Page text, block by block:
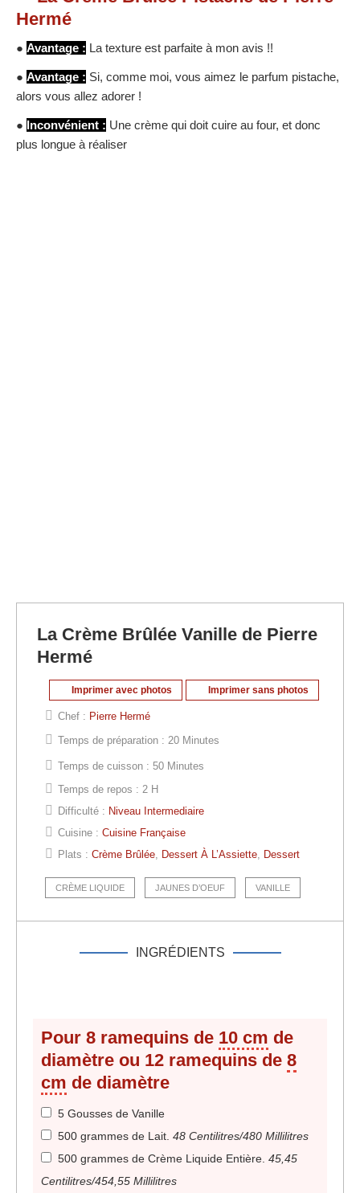
Hermé
● Avantage : La texture est parfaite à mon avis !!
● Avantage : Si, comme moi, vous aimez le parfum pistache,
alors vous allez adorer !
● Inconvénient : Une crème qui doit cuire au four, et donc
plus longue à réaliser
La Crème Brûlée Vanille de Pierre
Hermé
Imprimer avec photos Imprimer sans photos
Chef : Pierre Hermé
Temps de préparation : 20 Minutes
Temps de cuisson : 50 Minutes
Temps de repos : 2 H
Difficulté : Niveau Intermediaire
Cuisine : Cuisine Française
Plats : Crème Brûlée Dessert À L’Assiette Dessert
CRÈME LIQUIDE JAUNES D’OEUF VANILLE
INGRÉDIENTS
Pour 8 ramequins de 10 cm de
diamètre ou 12 ramequins de 8
cm de diamètre
5 Gousses de Vanille
500 grammes de Lait 48 Centilitres/480 Millilitres
500 grammes de Crème Liquide Entière 45,45
Centilitres/454,55 Millilitres